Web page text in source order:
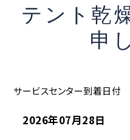
# SOLO
ツーリング
テント乾
申
サービスセンター到着日付
2026年07月28日